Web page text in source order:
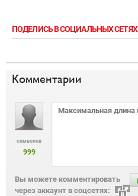
ПОДЕЛИСЬ В СОЦИАЛЬНЫХ СЕТЯХ
Комментарии
символов
999
Вы можете комментировать
через аккаунт в соцсетях: